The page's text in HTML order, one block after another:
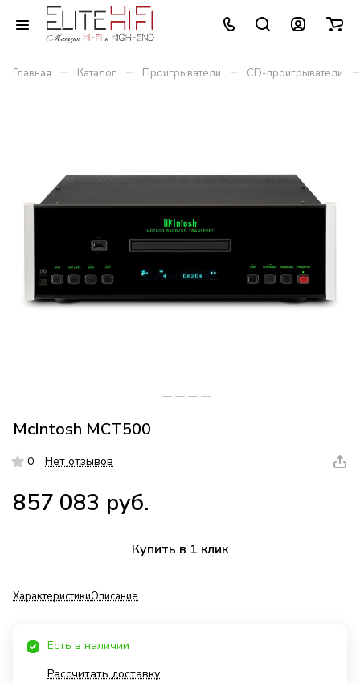
Главная – Каталог – Проигрыватели – CD-проигрыватели –
McIntosh MCT500
0 Нет отзывов
857 083 руб.
Купить в 1 клик
ХарактеристикиОписание
Есть в наличии
Рассчитать доставку